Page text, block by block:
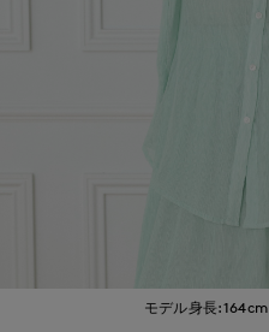
モデル身長:164cm